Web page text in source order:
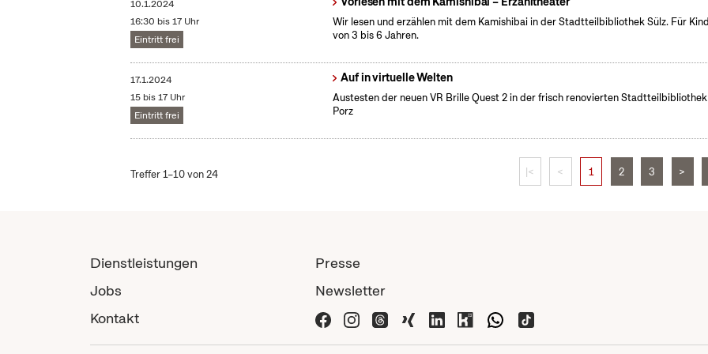
10.1.2024
16:30 bis 17 Uhr
Eintritt frei
Wir lesen und erzählen mit dem Kamishibai in der Stadtteilbibliothek Sülz. Für
von 3 bis 6 Jahren.
17.1.2024
15 bis 17 Uhr
Eintritt frei
Auf in virtuelle Welten
Austesten der neuen VR Brille Quest 2 in der frisch renovierten Stadtteilbibliothek
Porz
Treffer 1–10 von 24 |< < 1 2 3 >
Dienstleistungen
Jobs
Kontakt
Presse
Newsletter